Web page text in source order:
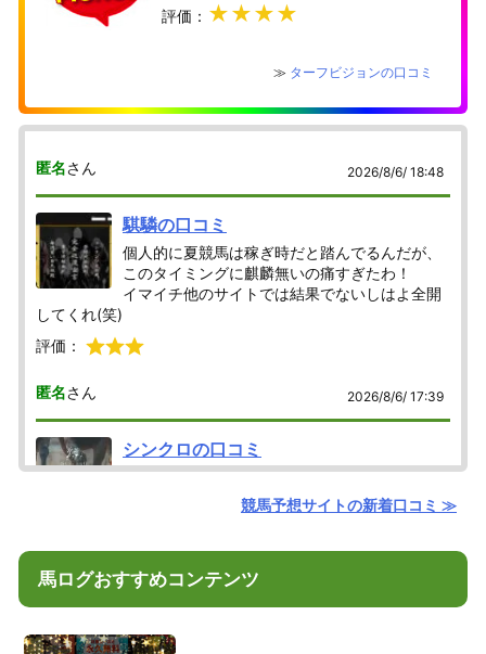
評価： ★★★★
≫ ターフビジョンの口コミ
匿名さん 2026/8/6/ 18:48
騏驎の口コミ
個人的に夏競馬は稼ぎ時だと踏んでるんだが、
このタイミングに麒麟無いの痛すぎたわ！
イマイチ他のサイトでは結果でないしはよ全開
してくれ(笑)
評価：
匿名さん 2026/8/6/ 17:39
シンクロの口コミ
ダッジの重賞攻略は今回も見事でした。買い目
を確認すると無駄な部分がなく、結果から見て
も納得できる内容。こういうメリハリのある予
評価：
競馬予想サイトの新着口コミ ≫
馬ログおすすめコンテンツ